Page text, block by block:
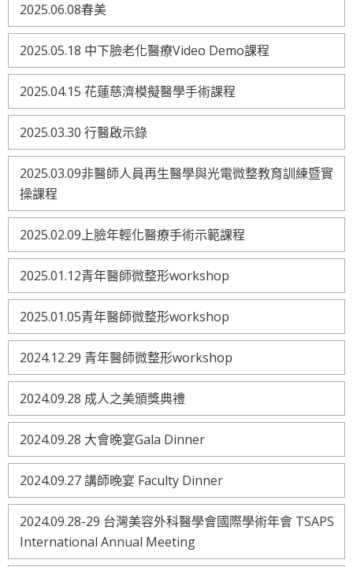
2025.06.08春美
2025.05.18 中下臉老化醫療Video Demo課程
2025.04.15 花蓮慈濟模擬醫學手術課程
2025.03.30 行醫啟示錄
2025.03.09非醫師人員再生醫學與光電微整教育訓練暨實
操課程
2025.02.09上臉年輕化醫療手術示範課程
2025.01.12青年醫師微整形workshop
2025.01.05青年醫師微整形workshop
2024.12.29 青年醫師微整形workshop
2024.09.28 成人之美頒獎典禮
2024.09.28 大會晚宴Gala Dinner
2024.09.27 講師晚宴 Faculty Dinner
2024.09.28-29 台灣美容外科醫學會國際學術年會 TSAPS
International Annual Meeting